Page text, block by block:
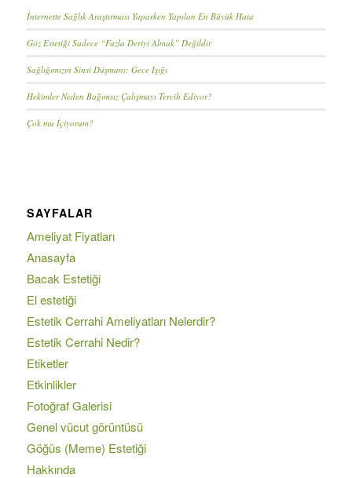
İnternette Sağlık Araştırması Yaparken Yapılan En Büyük Hata
Göz Estetiği Sadece “Fazla Deriyi Almak” Değildir
Sağlığımızın Sinsi Düşmanı: Gece Işığı
Hekimler Neden Bağımsız Çalışmayı Tercih Ediyor?
Çok mu İçiyorum?
SAYFALAR
Ameliyat Fiyatları
Anasayfa
Bacak Estetiği
El estetiği
Estetik Cerrahi Ameliyatları Nelerdir?
Estetik Cerrahi Nedir?
Etiketler
Etkinlikler
Fotoğraf Galerisi
Genel vücut görüntüsü
Göğüs (Meme) Estetiği
Hakkında